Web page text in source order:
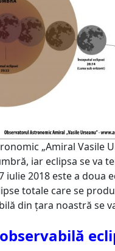
„Amiral Vasile
iar eclipsa se va
iulie 2018 este a doua
totale care se
din țara noastră se